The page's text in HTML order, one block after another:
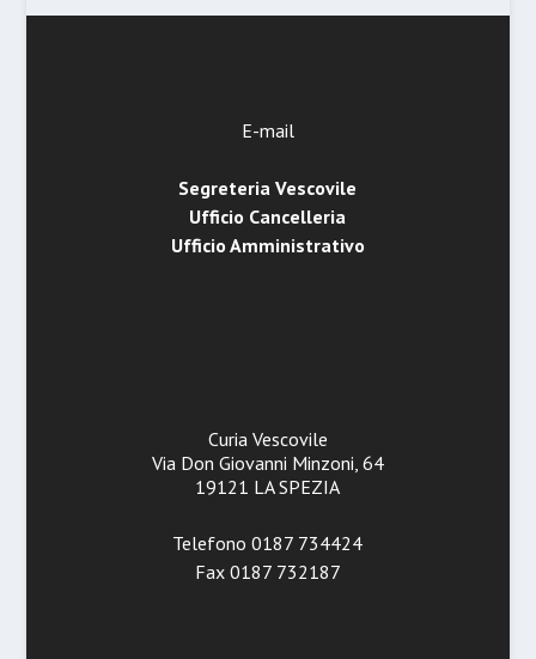
E-mail
Segreteria Vescovile
Ufficio Cancelleria
Ufficio Amministrativo
Curia Vescovile
Via Don Giovanni Minzoni, 64
19121 LA SPEZIA
Telefono 0187 734424
Fax 0187 732187